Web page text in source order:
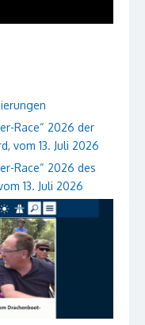
Race“ 2026 der
vom 13. Juli 2026
Race“ 2026 des
13. Juli 2026